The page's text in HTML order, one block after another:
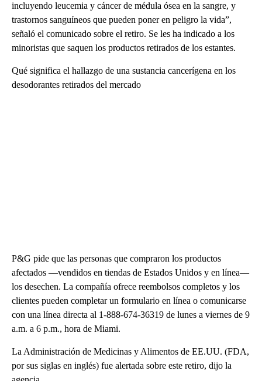
incluyendo leucemia y cáncer de médula ósea en la sangre, y
trastornos sanguíneos que pueden poner en peligro la vida”,
señaló el comunicado sobre el retiro. Se les ha indicado a los
minoristas que saquen los productos retirados de los estantes.
Qué significa el hallazgo de una sustancia cancerígena en los
desodorantes retirados del mercado
P&G pide que las personas que compraron los productos
afectados ––vendidos en tiendas de Estados Unidos y en línea––
los desechen. La compañía ofrece reembolsos completos y los
clientes pueden completar un formulario en línea o comunicarse
con una línea directa al 1-888-674-36319 de lunes a viernes de 9
a.m. a 6 p.m., hora de Miami.
La Administración de Medicinas y Alimentos de EE.UU. (FDA,
por sus siglas en inglés) fue alertada sobre este retiro, dijo la